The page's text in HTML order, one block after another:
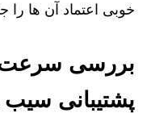
خوبی اعتماد آن ها
بررسی سرعت
پشتیبانی